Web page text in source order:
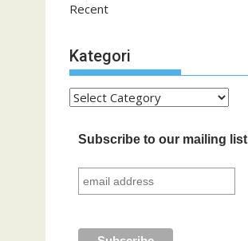
Recent
Kategori
Kategori
Subscribe to our mailing list